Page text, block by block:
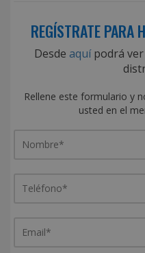
REGÍSTRATE PARA
Desde aquípodrá ver
Rellene este formulario y
usted en el